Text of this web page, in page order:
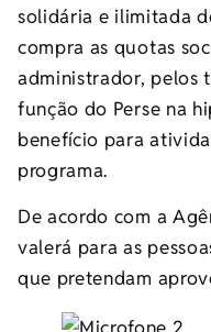
solidária e ilimitada
compra as quotas
administrador, pelos
função do Perse na
benefício para
programa.
De acordo com a
valerá para as
que pretendam